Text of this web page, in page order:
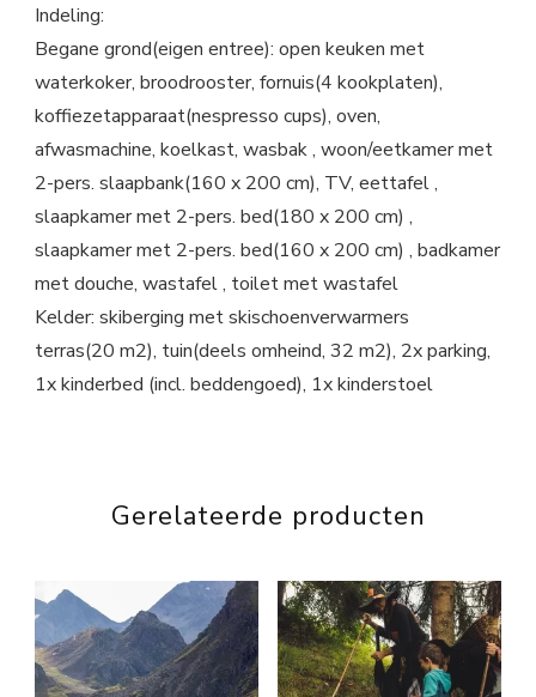
Indeling:
Begane grond(eigen entree): open keuken met
waterkoker, broodrooster, fornuis(4 kookplaten),
koffiezetapparaat(nespresso cups), oven,
afwasmachine, koelkast, wasbak , woon/eetkamer met
2-pers. slaapbank(160 x 200 cm), TV, eettafel ,
slaapkamer met 2-pers. bed(180 x 200 cm) ,
slaapkamer met 2-pers. bed(160 x 200 cm) , badkamer
met douche, wastafel , toilet met wastafel
Kelder: skiberging met skischoenverwarmers
terras(20 m2), tuin(deels omheind, 32 m2), 2x parking,
1x kinderbed (incl. beddengoed), 1x kinderstoel
Gerelateerde producten